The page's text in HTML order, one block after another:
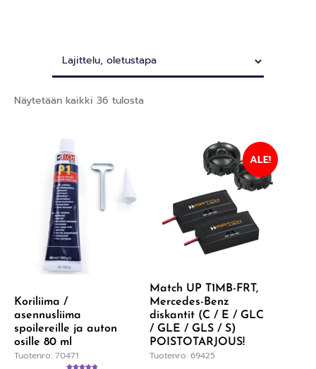
Näytetään kaikki 36 tulosta
Koriliima /
asennusliima
spoilereille ja auton
osille 80 ml
Tuotenro: 70471
Match UP T1MB-FRT,
Mercedes-Benz
diskantit (C / E / GLC
/ GLE / GLS / S)
POISTOTARJOUS!
Tuotenro: 69425
ALE!